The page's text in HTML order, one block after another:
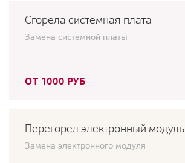
Сгорела системная плата
Замена системной платы
ОТ 1000 РУБ
Перегорел электронный модуль
Замена электронного модуля